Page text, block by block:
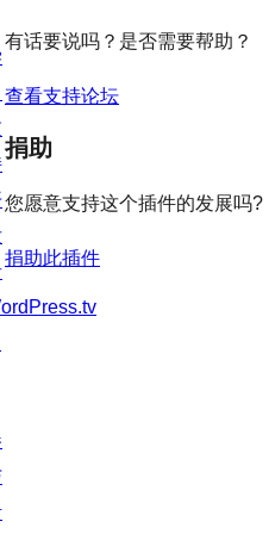
价
有话要说吗？是否需要帮助？
查看支持论坛
捐助
您愿意支持这个插件的发展吗?
捐助此插件